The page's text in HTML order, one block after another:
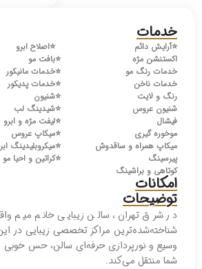
خدمات
⭐️آرایش دائم ⭐️اصلاح ابرو
اکستنشن مژه
⭐️بافت مو
خدمات رنگ مو
⭐️خدمات مانیکور
خدمات ناخن
⭐️خدمات پدیکور
رنگ و لایت
⭐️شنیون
شنیون عروس
⭐️شیدینگ لب
فیشال
⭐️لیفت مژه و ابرو
موخوره گیری
⭐️میکاپ عروس
میکاپ همراه و ساقدوش
⭐️میکروبلیدینگ
پیرسینگ
⭐️کراتین و احیا مو
کوتاهی و براشینگ
امکانات
توضیحات
در شرق تهران، سالن زیبایی خانم میم
شناخته‌شده‌ترین مراکز تخصصی زیبایی در
وسیع و نورپردازی حرفه‌ای سالن، حس خوبی
شما منتقل می‌کند.